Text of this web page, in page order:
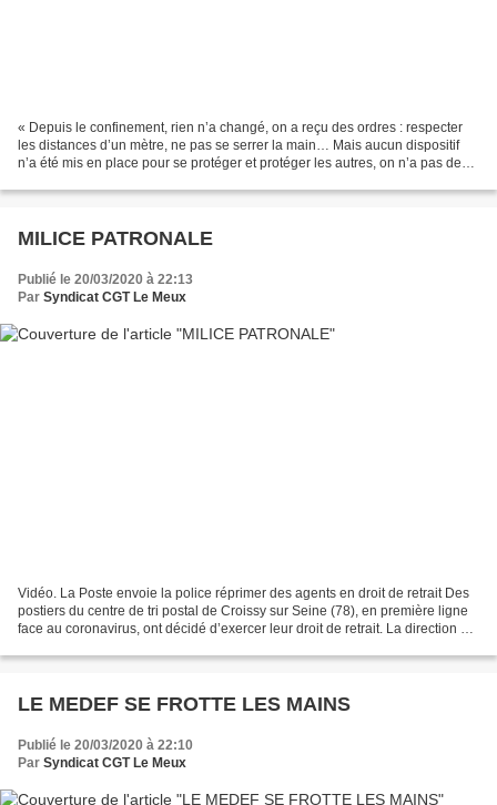
« Depuis le confinement, rien n’a changé, on a reçu des ordres : respecter
les distances d’un mètre, ne pas se serrer la main… Mais aucun dispositif
n’a été mis en place pour se protéger et protéger les autres, on n’a pas de
MILICE PATRONALE
Publié le 20/03/2020 à 22:13
Par Syndicat CGT Le Meux
Vidéo. La Poste envoie la police réprimer des agents en droit de retrait Des
postiers du centre de tri postal de Croissy sur Seine (78), en première ligne
face au coronavirus, ont décidé d’exercer leur droit de retrait. La direction du
LE MEDEF SE FROTTE LES MAINS
Publié le 20/03/2020 à 22:10
Par Syndicat CGT Le Meux